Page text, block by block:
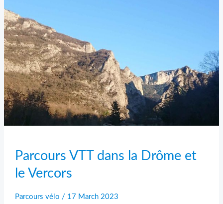
Parcours VTT dans la Drôme et
le Vercors
Parcours vélo / 17 March 2023
Drôme
et
le
Vercors